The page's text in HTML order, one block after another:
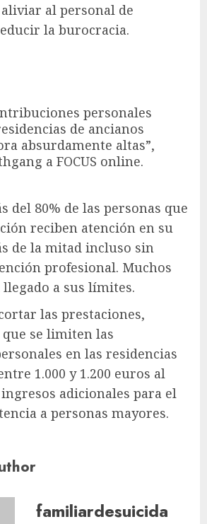
al personal de
la burocracia.
personales
de ancianos
absurdamente altas”,
a FOCUS online.
del 80% de las personas que
reciben atención en su
de la mitad incluso sin
profesional. Muchos
a sus límites.
las prestaciones,
se limiten las
en las residencias
1.000 y 1.200 euros al
adicionales para el
a personas mayores.
familiardesuicida